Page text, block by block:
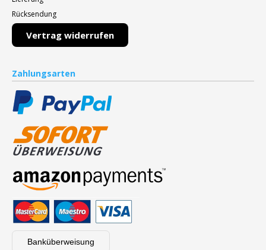
Rücksendung
Vertrag widerrufen
Zahlungsarten
Banküberweisung